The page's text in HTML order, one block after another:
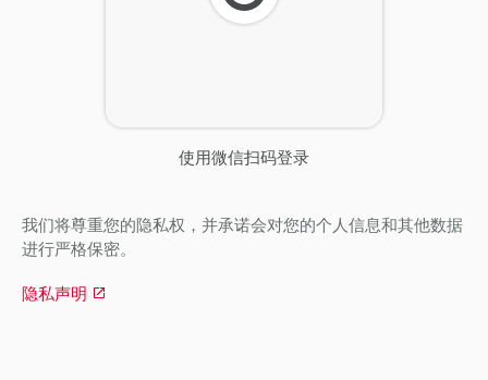
使用微信扫码登录
新
我们将尊重您的隐私权，并承诺会对您的个人信息和其他数据
进行严格保密。
隐私声明